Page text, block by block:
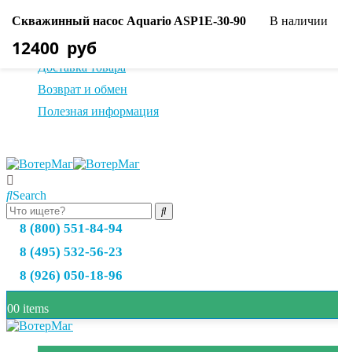
О нас
Оплата товара
Доставка товара
Возврат и обмен
Полезная информация
Search
8 (800) 551-84-94
8 (495) 532-56-23
8 (926) 050-18-96
00 items
Cкважинный насос Aquario ASP1E-30-90
12400 руб
В наличии